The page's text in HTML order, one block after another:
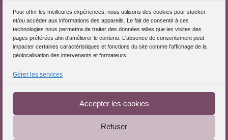
Pour offrir les meilleures expériences, nous utilisons des cookies pour stocker
et/ou accéder aux informations des appareils. Le fait de consentir à ces
technologies nous permettra de traiter des données telles que les visites des
pages préférées afin d'améliorer le contenu. L'absence de consentement peut
impacter certaines caractéristiques et fonctions du site comme l'affichage de la
géolocalisation des intervenants et formateurs.
Gérer les services
Accepter les cookies
Refuser
S'inscrire dans l'Annuaire
Publiez vos formations
Charte déontologique
Téléchargez le Guide